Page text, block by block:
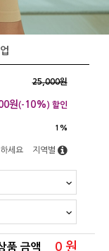
25,000원
원(- 10%) 할인
1%
세요 지역별
품 금액 0 원